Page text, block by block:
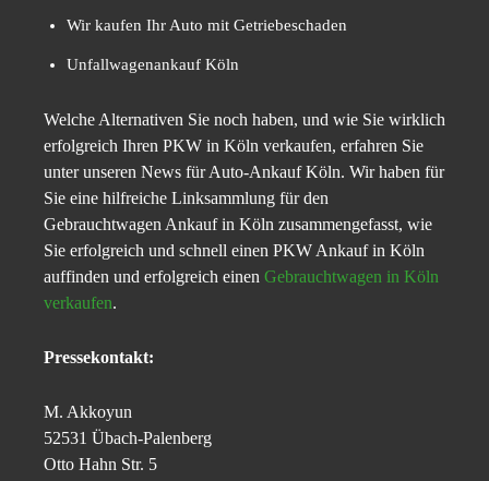
Wir kaufen Ihr Auto mit Getriebeschaden
Unfallwagenankauf Köln
Welche Alternativen Sie noch haben, und wie Sie wirklich
erfolgreich Ihren PKW in Köln verkaufen, erfahren Sie
unter unseren News für Auto-Ankauf Köln. Wir haben für
Sie eine hilfreiche Linksammlung für den
Gebrauchtwagen Ankauf in Köln zusammengefasst, wie
Sie erfolgreich und schnell einen PKW Ankauf in Köln
auffinden und erfolgreich einen Gebrauchtwagen in Köln
verkaufen.
Pressekontakt:
M. Akkoyun
52531 Übach-Palenberg
Otto Hahn Str. 5